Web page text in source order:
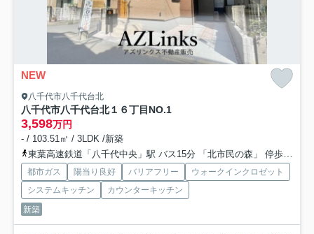
NEW
八千代市八千代台北
八千代市八千代台北１６丁目 NO.1
3,598万円
- / 103.51㎡ / 3LDK /新築
東葉高速鉄道「八千代中央」駅 バス15分 「北市民の森」 停歩2分
都市ガス 陽当り良好 バリアフリー
ウォークインクロゼット
システムキッチン
カウンターキッチン
新築